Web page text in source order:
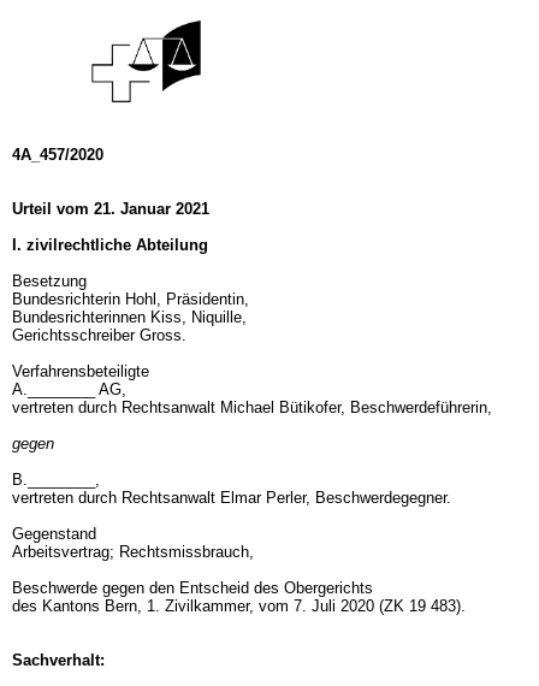
4A_457/2020
Urteil vom 21. Januar 2021
I. zivilrechtliche Abteilung
Besetzung
Bundesrichterin Hohl, Präsidentin,
Bundesrichterinnen Kiss, Niquille,
Gerichtsschreiber Gross.
Verfahrensbeteiligte
A.________ AG,
vertreten durch Rechtsanwalt Michael Bütikofer, Beschwerdeführerin,
gegen
B.________,
vertreten durch Rechtsanwalt Elmar Perler, Beschwerdegegner.
Gegenstand
Arbeitsvertrag; Rechtsmissbrauch,
Beschwerde gegen den Entscheid des Obergerichts
des Kantons Bern, 1. Zivilkammer, vom 7. Juli 2020 (ZK 19 483).
Sachverhalt: